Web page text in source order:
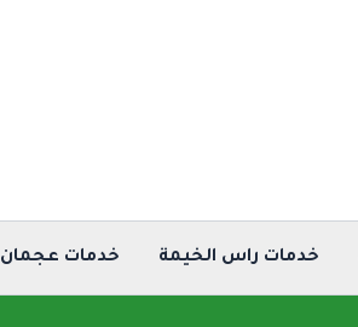
خدمات راس الخيمة خدمات عجمان